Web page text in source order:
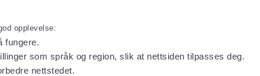
opplevelse:
fungere.
som språk og region, slik at nettsiden tilpasses deg.
nettstedet.